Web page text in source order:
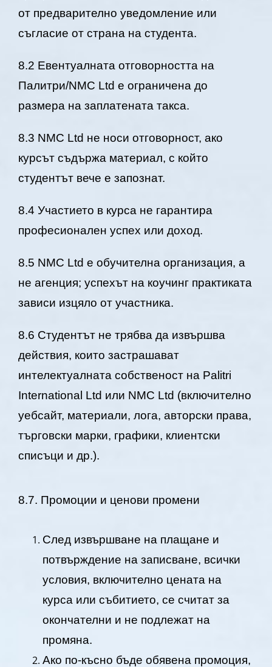
от предварително уведомление или
съгласие от страна на студента.
8.2 Евентуалната отговорността на
Палитри/NMC Ltd е ограничена до
размера на заплатената такса.
8.3 NMC Ltd не носи отговорност, ако
курсът съдържа материал, с който
студентът вече е запознат.
8.4 Участието в курса не гарантира
професионален успех или доход.
8.5 NMC Ltd е обучителна организация, а
не агенция; успехът на коучинг практиката
зависи изцяло от участника.
8.6 Студентът не трябва да извършва
действия, които застрашават
интелектуалната собственост на Palitri
International Ltd или NMC Ltd (включително
уебсайт, материали, лога, авторски права,
търговски марки, графики, клиентски
списъци и др.).
8.7. Промоции и ценови промени
След извършване на плащане и
потвърждение на записване, всички
условия, включително цената на
курса или събитието, се считат за
окончателни и не подлежат на
промяна.
Ако по-късно бъде обявена промоция,